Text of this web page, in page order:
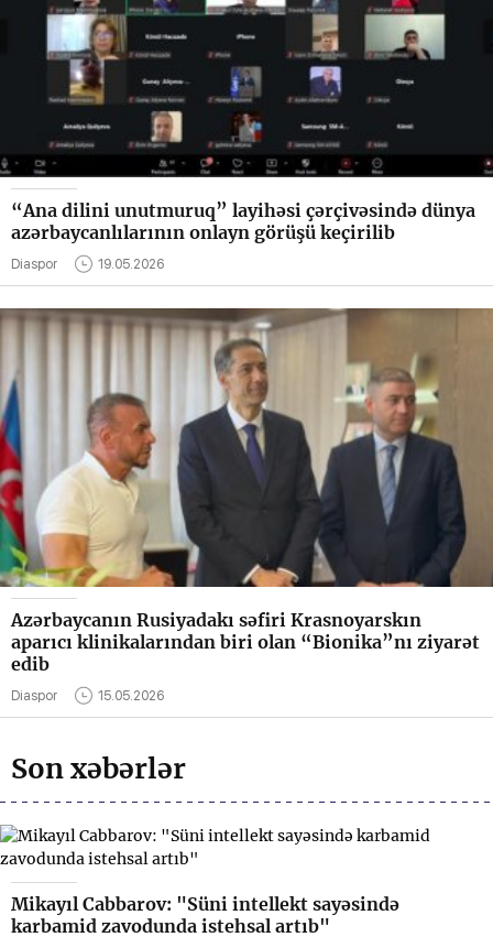
“Ana dilini unutmuruq” layihəsi çərçivəsində dünya
azərbaycanlılarının onlayn görüşü keçirilib
Diaspor 19.05.2026
Azərbaycanın Rusiyadakı səfiri Krasnoyarskın
aparıcı klinikalarından biri olan “Bionika”nı ziyarət
edib
Diaspor 15.05.2026
Son xəbərlər
Mikayıl Cabbarov: "Süni intellekt sayəsində
karbamid zavodunda istehsal artıb"